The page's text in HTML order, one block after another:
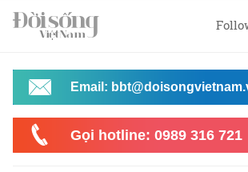
Email:
Gọi hotline: 0989 316 721